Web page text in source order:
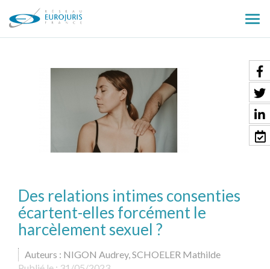
le
Des relations intimes consenties
écartent-elles forcément le
harcèlement sexuel ?
Auteurs : NIGON Audrey, SCHOELER Mathilde